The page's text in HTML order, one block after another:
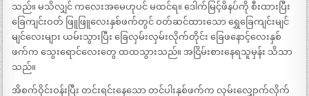
သည်။ မသိလျှင် ကလေးအမေဟုပင် မထင်ရ။ ဒေါက်မြင့်ဖိနပ်ကို စီးထားပြီး
ခြေကျင်းဝတ် ဖြူဖြူလေးနှစ်ဖက်တွင် ဝတ်ဆင်ထားသော ရွှေခြေကျင်းမျင်
မျင်လေးများ ယမ်းသွားပြီး ခြေလှမ်းလှမ်းလိုက်တိုင်း ခြေဖနောင့်လေးနှစ်
ဖက်က သွေးရောင်လေးတွေ ထထသွားသည်။ အငြိမ်းစားနေရသူမှန်း သိသာ
သည်။
အိစက်ဝိုင်းဝန်းပြီး တင်းရင်းနေသော တင်ပါးနှစ်ဖက်က လှမ်းလျှောက်လိုက်